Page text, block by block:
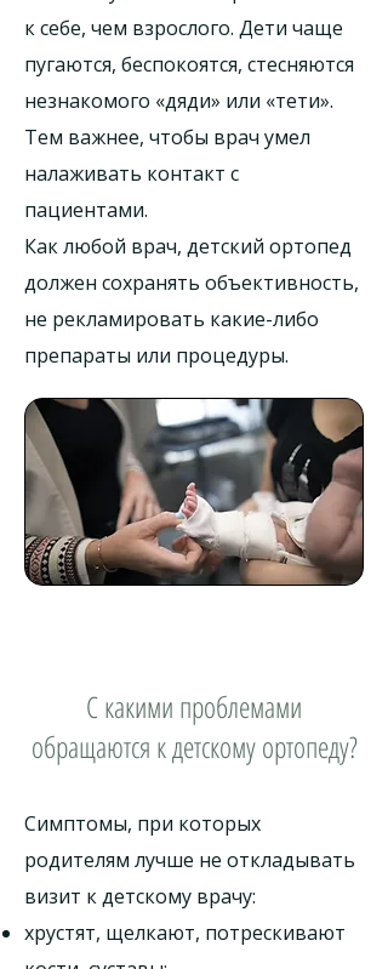
к себе, чем взрослого. Дети чаще
пугаются, беспокоятся, стесняются
незнакомого «дяди» или «тети».
Тем важнее, чтобы врач умел
налаживать контакт с
пациентами.
Как любой врач, детский ортопед
должен сохранять объективность,
не рекламировать какие-либо
препараты или процедуры.
С какими проблемами
обращаются к детскому ортопеду?
Симптомы, при которых
родителям лучше не откладывать
визит к детскому врачу:
хрустят, щелкают, потрескивают